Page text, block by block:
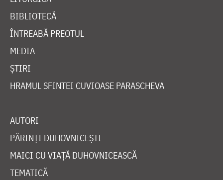
BIBLIOTECĂ
ÎNTREABĂ PREOTUL
MEDIA
ȘTIRI
HRAMUL SFINTEI CUVIOASE PARASCHEVA
AUTORI
PĂRINȚI DUHOVNICEȘTI
MAICI CU VIAȚĂ DUHOVNICEASCĂ
TEMATICĂ